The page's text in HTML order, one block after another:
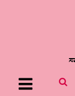
Menu